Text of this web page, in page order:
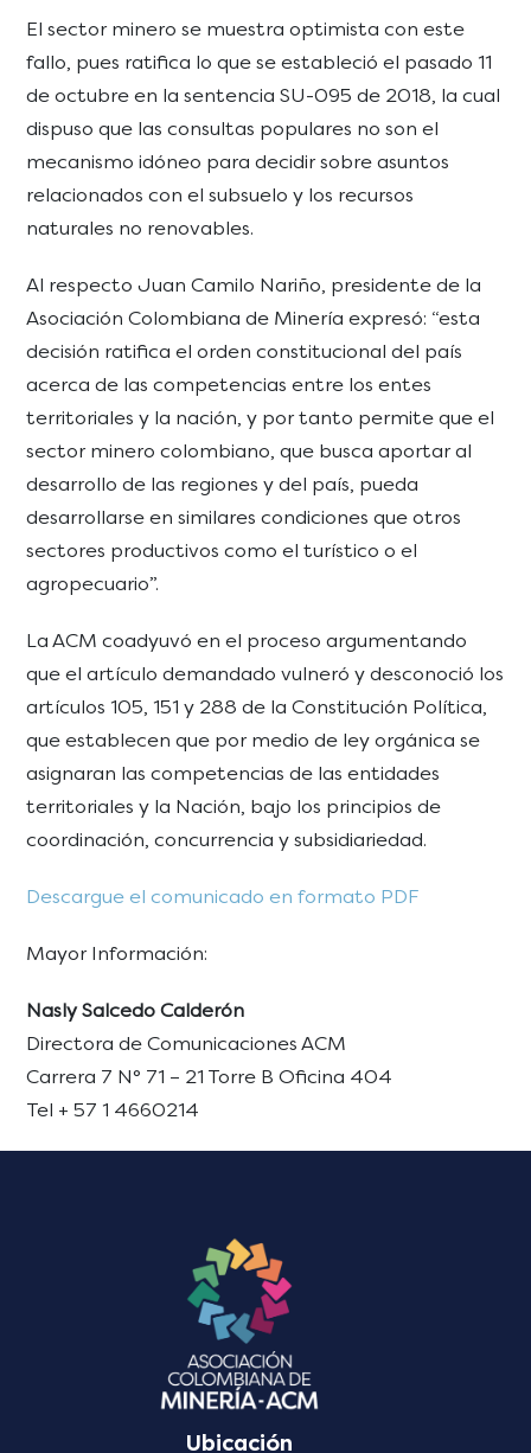
El sector minero se muestra optimista con este
fallo, pues ratifica lo que se estableció el pasado 11
de octubre en la sentencia SU-095 de 2018, la cual
dispuso que las consultas populares no son el
mecanismo idóneo para decidir sobre asuntos
relacionados con el subsuelo y los recursos
naturales no renovables.
Al respecto Juan Camilo Nariño, presidente de la
Asociación Colombiana de Minería expresó: “esta
decisión ratifica el orden constitucional del país
acerca de las competencias entre los entes
territoriales y la nación, y por tanto permite que el
sector minero colombiano, que busca aportar al
desarrollo de las regiones y del país, pueda
desarrollarse en similares condiciones que otros
sectores productivos como el turístico o el
agropecuario”.
La ACM coadyuvó en el proceso argumentando
que el artículo demandado vulneró y desconoció los
artículos 105, 151 y 288 de la Constitución Política,
que establecen que por medio de ley orgánica se
asignaran las competencias de las entidades
territoriales y la Nación, bajo los principios de
coordinación, concurrencia y subsidiariedad.
Descargue el comunicado en formato PDF
Mayor Información:
Nasly Salcedo Calderón
Directora de Comunicaciones ACM
Carrera 7 N° 71 – 21 Torre B Oficina 404
Tel + 57 1 4660214
Ubicación